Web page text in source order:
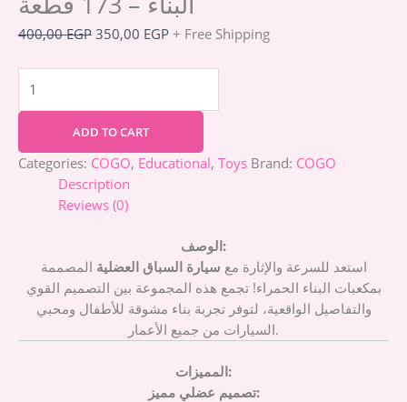
400,00EGP 350,00 EGP + Free Shipping
ADD TO CART
Categories: COGO, Educational, Toys Brand: COGO
Description
Reviews (0)
الوصف:
استعد للسرعة والإثارة مع سيارة السباق العضلية المصممة
بمكعبات البناء الحمراء! تجمع هذه المجموعة بين التصميم القوي
والتفاصيل الواقعية، لتوفر تجربة بناء مشوقة للأطفال ومحبي
السيارات من جميع الأعمار.
المميزات:
تصميم عضلي مميز: